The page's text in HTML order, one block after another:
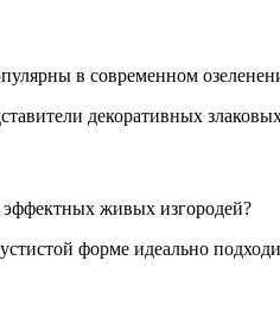
в современном
декоративных
эффектных живых изгородей?
форме идеально